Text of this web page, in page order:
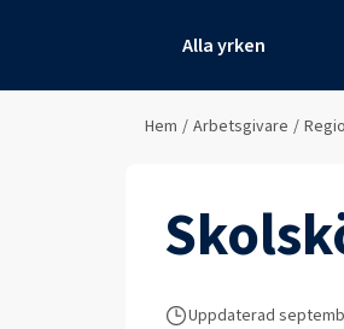
Alla yrken
Hem / Arbetsgivare /
Uppdaterad